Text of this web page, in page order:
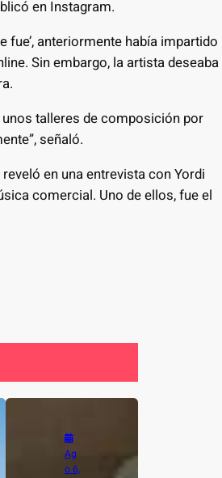
en Instagram.
fue’, anteriormente había impartido
Sin embargo, la artista deseaba
talleres de composición por
señaló.
en una entrevista con Yordi
comercial. Uno de ellos, fue el
Ag
o 6,